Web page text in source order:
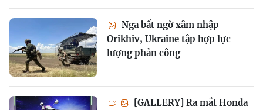
Nga bất ngờ xâm nhập
Orikhiv, Ukraine tập hợp lực
lượng phản công
[GALLERY] Ra mắt Honda